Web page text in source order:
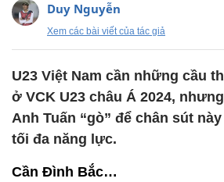
Duy Nguyễn
Xem các bài viết của tác giả
U23 Việt Nam cần những cầu
ở VCK U23 châu Á 2024,
Anh Tuấn “gò” để chân sút
tối đa năng lực.
Cần Đình Bắc…